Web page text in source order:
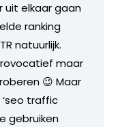
uit elkaar gaan
ranking
natuurlijk.
maar
😉 Maar
traffic
gebruiken